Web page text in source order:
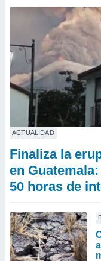
ACTUALIDAD
Finaliza la
en
50 horas de